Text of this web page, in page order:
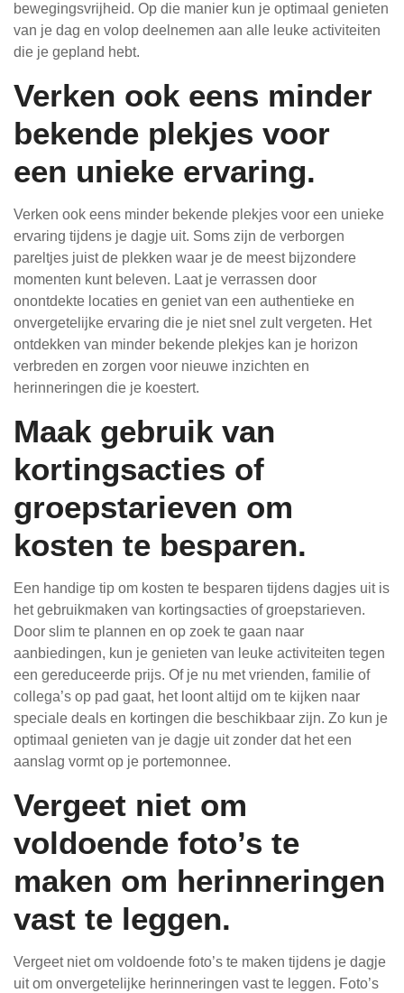
bewegingsvrijheid. Op die manier kun je optimaal genieten
van je dag en volop deelnemen aan alle leuke activiteiten
die je gepland hebt.
Verken ook eens minder
bekende plekjes voor
een unieke ervaring.
Verken ook eens minder bekende plekjes voor een unieke
ervaring tijdens je dagje uit. Soms zijn de verborgen
pareltjes juist de plekken waar je de meest bijzondere
momenten kunt beleven. Laat je verrassen door
onontdekte locaties en geniet van een authentieke en
onvergetelijke ervaring die je niet snel zult vergeten. Het
ontdekken van minder bekende plekjes kan je horizon
verbreden en zorgen voor nieuwe inzichten en
herinneringen die je koestert.
Maak gebruik van
kortingsacties of
groepstarieven om
kosten te besparen.
Een handige tip om kosten te besparen tijdens dagjes uit is
het gebruikmaken van kortingsacties of groepstarieven.
Door slim te plannen en op zoek te gaan naar
aanbiedingen, kun je genieten van leuke activiteiten tegen
een gereduceerde prijs. Of je nu met vrienden, familie of
collega’s op pad gaat, het loont altijd om te kijken naar
speciale deals en kortingen die beschikbaar zijn. Zo kun je
optimaal genieten van je dagje uit zonder dat het een
aanslag vormt op je portemonnee.
Vergeet niet om
voldoende foto’s te
maken om herinneringen
vast te leggen.
Vergeet niet om voldoende foto’s te maken tijdens je dagje
uit om onvergetelijke herinneringen vast te leggen. Foto’s